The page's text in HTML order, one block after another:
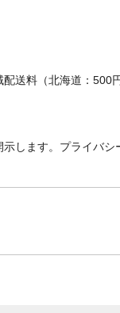
送料（北海道：
します。プライバシ